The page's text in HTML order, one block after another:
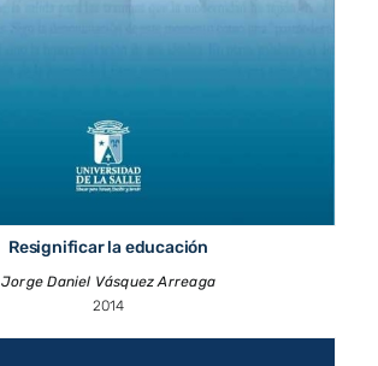
Resignificar la educación
Jorge Daniel Vásquez Arreaga
2014